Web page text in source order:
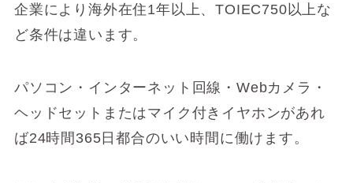
企業により海外在住1年以上、TOIEC750以上な
ど条件は違います。
パソコン・インターネット回線・Webカメラ・
ヘッドセットまたはマイク付きイヤホンがあれ
ば24時間365日都合のいい時間に働けます。